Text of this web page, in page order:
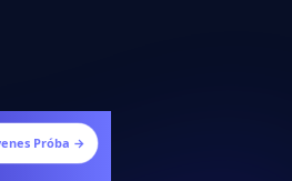
Ingyenes Próba →